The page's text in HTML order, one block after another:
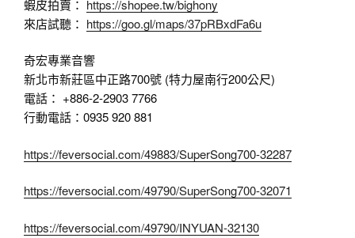
蝦皮拍賣： https://shopee.tw/bighony
來店試聽： https://goo.gl/maps/37pRBxdFa6u
奇宏專業音響
新北市新莊區中正路700號 (特力屋南行200公尺)
電話： +886-2-2903 7766
行動電話：0935 920 881
https://feversocial.com/49883/SuperSong700-32287
https://feversocial.com/49790/SuperSong700-32071
https://feversocial.com/49790/INYUAN-32130